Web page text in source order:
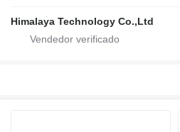
Himalaya Technology Co.,Ltd